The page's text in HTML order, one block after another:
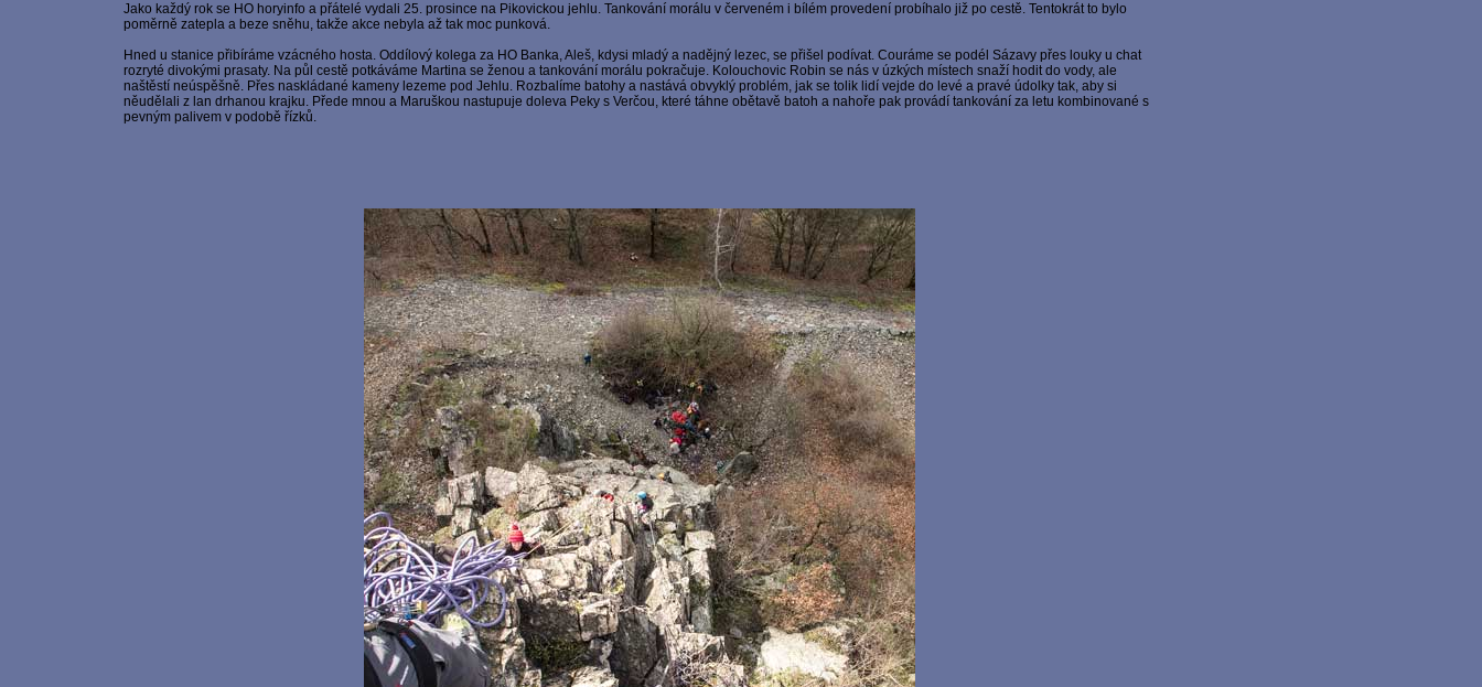
Jako každý rok se HO horyinfo a přátelé vydali 25. prosince na Pikovickou jehlu. Tankování morálu v červeném i bílém provedení probíhalo již po cestě. Tentokrát to bylo
poměrně zatepla a beze sněhu, takže akce nebyla až tak moc punková.
Hned u stanice přibíráme vzácného hosta. Oddílový kolega za HO Banka, Aleš, kdysi mladý a nadějný lezec, se přišel podívat. Couráme se podél Sázavy přes louky u chat
rozryté divokými prasaty. Na půl cestě potkáváme Martina se ženou a tankování morálu pokračuje. Kolouchovic Robin se nás v úzkých místech snaží hodit do vody, ale
naštěstí neúspěšně. Přes naskládané kameny lezeme pod Jehlu. Rozbalíme batohy a nastává obvyklý problém, jak se tolik lidí vejde do levé a pravé údolky tak, aby si
něudělali z lan drhanou krajku. Přede mnou a Maruškou nastupuje doleva Peky s Verčou, které táhne obětavě batoh a nahoře pak provádí tankování za letu kombinované s
pevným palivem v podobě řízků.